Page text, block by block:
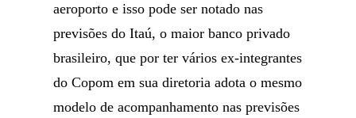
aeroporto e isso pode ser notado nas
previsões do Itaú, o maior banco privado
brasileiro, que por ter vários ex-integrantes
do Copom em sua diretoria adota o mesmo
modelo de acompanhamento nas previsões